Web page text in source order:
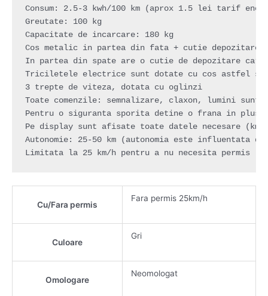
Consum: 2.5-3 kwh/100 km (aprox 1.5 lei tarif
Greutate: 100 kg
Capacitate de incarcare: 180 kg
Cos metalic in partea din fata + cutie depozitare
In partea din spate are o cutie de depozitare care
Triciletele electrice sunt dotate cu cos astfel
3 trepte de viteza, dotata cu oglinzi
Toate comenzile: semnalizare, claxon, lumini sunt
Pentru o siguranta sporita detine o frana in
Pe display sunt afisate toate datele necesare
Autonomie: 25-50 km (autonomia este influentata
Limitata la 25 km/h pentru a nu necesita permis
Cu/Fara permis
Fara permis 25km/h
Culoare
Gri
Omologare
Neomologat